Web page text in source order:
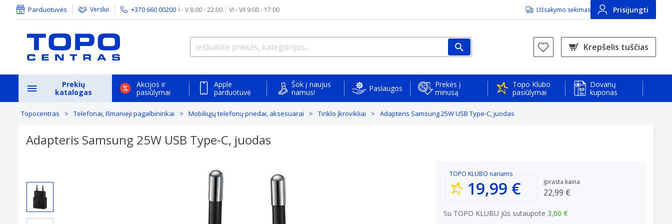
Parduotuvės Verslui +370 660 00200 I - V 8:00 - 22:00 | VI - VII 9:00 - 17:00 Užsakymo sekimas Prisijungti
Krepšelis tuščias
Prekių
katalogas
Akcijos ir
pasiūlymai
Apple
parduotuvė
Šok į naujus
namus!
Paslaugos
Prekės į
minusą
Topo Klubo
pasiūlymai
Dovanų
kuponas
Topocentras Telefonai, Išmanieji pagalbininkai Mobiliųjų telefonų priedai, aksesuarai Tinklo įkrovikliai Adapteris Samsung 25W USB Type-C, juodas
Adapteris Samsung 25W USB Type-C, juodas
TOPO KLUBO nariams
19,99 € Įprasta kaina
22,99 €
Su TOPO KLUBU jūs sutaupote 3,00 €